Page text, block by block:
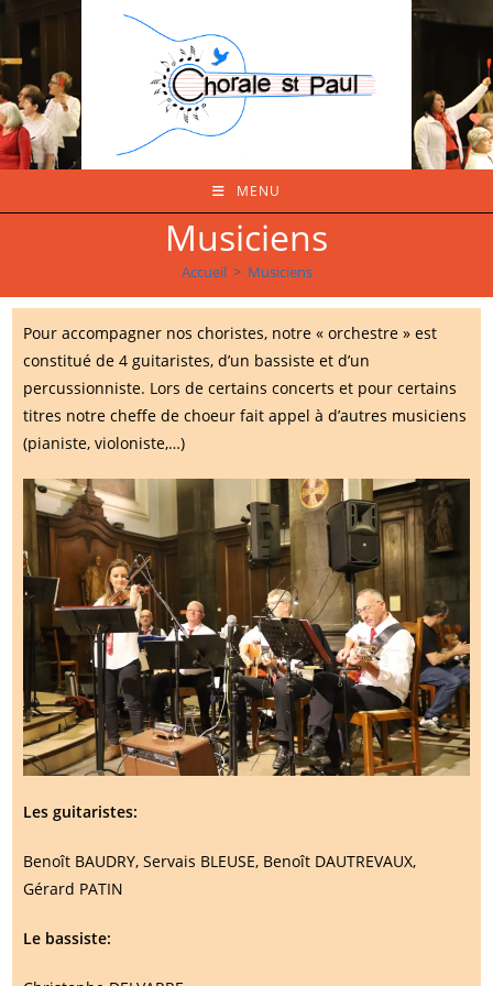
content
MENU
Musiciens
Accueil > Musiciens
Pour accompagner nos choristes, notre « orchestre » est
constitué de 4 guitaristes, d’un bassiste et d’un
percussionniste. Lors de certains concerts et pour certains
titres notre cheffe de choeur fait appel à d’autres musiciens
(pianiste, violoniste,…)
Les guitaristes:
Benoît BAUDRY, Servais BLEUSE, Benoît DAUTREVAUX,
Gérard PATIN
Le bassiste: